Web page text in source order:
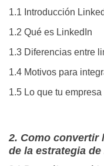
1.1 Introducción
1.2 Qué es LinkedIn
1.3 Diferencias entre
1.4 Motivos para
1.5 Lo que tu
2. Como convertir
de la estrategia